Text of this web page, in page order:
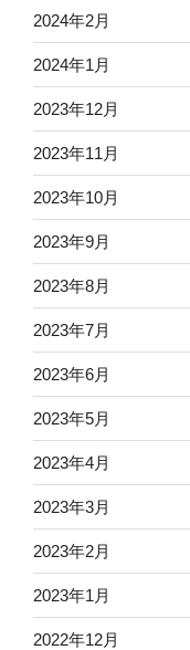
2024年2月
2024年1月
2023年12月
2023年11月
2023年10月
2023年9月
2023年8月
2023年7月
2023年6月
2023年5月
2023年4月
2023年3月
2023年2月
2023年1月
2022年12月